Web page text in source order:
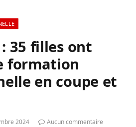
35 filles ont
formation
en coupe et
2024
Aucun commentaire